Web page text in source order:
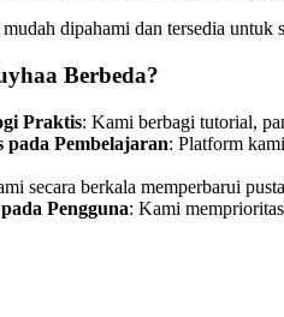
dipahami dan tersedia untuk
Berbeda?
Praktis: Kami berbagi tutorial,
Pembelajaran: Platform
secara berkala memperbarui
Pengguna: Kami